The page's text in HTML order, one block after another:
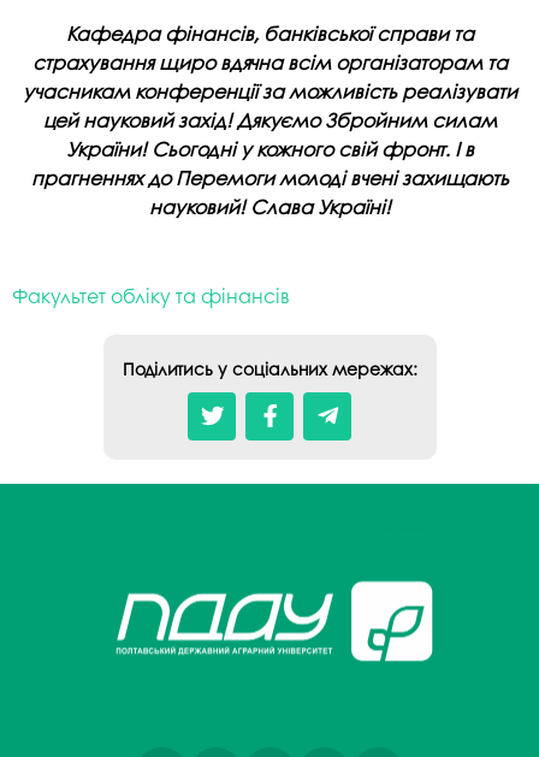
Кафедра фінансів, банківської справи та
страхування щиро вдячна всім організаторам та
учасникам конференції за можливість реалізувати
цей науковий захід! Дякуємо Збройним силам
України! Сьогодні у кожного свій фронт. І в
прагненнях до Перемоги молоді вчені захищають
науковий! Слава Україні!
Факультет обліку та фінансів
Поділитись у соціальних мережах: